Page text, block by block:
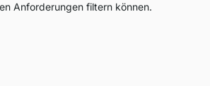
Anforderungen filtern können.